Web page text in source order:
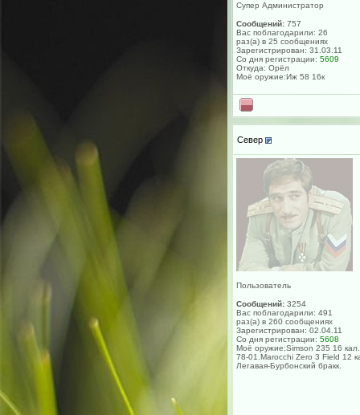
Супер Администратор
Сообщений: 757
Вас поблагодарили: 26
раз(а) в 25 сообщениях
Зарегистрирован: 31.03.11
Со дня регистрации: 5609
Откуда: Орёл
Моё оружие:Иж 58 16к
Север
Пользователь
Сообщений: 3254
Вас поблагодарили: 491
раз(а) в 260 сообщениях
Зарегистрирован: 02.04.11
Со дня регистрации: 5608
Моё оружие:Simson 235 16
78-01.Marocchi Zero 3 Field 12
Легавая-Бурбонский бракк.